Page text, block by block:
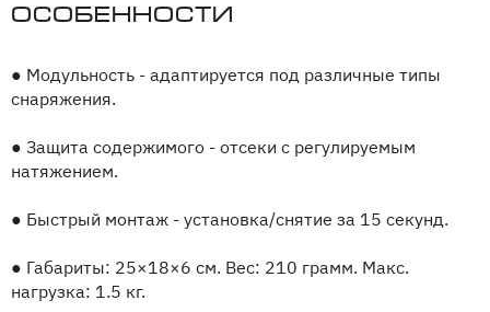
Особенности
● Модульность - адаптируется под различные типы
снаряжения.
● Защита содержимого - отсеки с регулируемым
натяжением.
● Быстрый монтаж - установка/снятие за 15 секунд.
● Габариты: 25×18×6 см. Вес: 210 грамм. Макс.
нагрузка: 1.5 кг.